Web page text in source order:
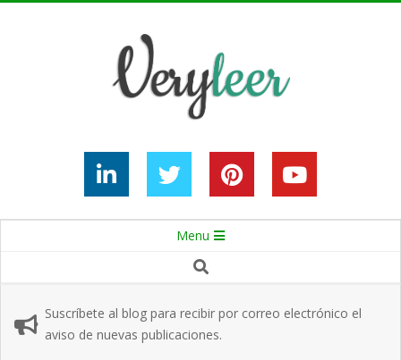
Menu
Search
Suscríbete al blog para recibir por correo electrónico el
aviso de nuevas publicaciones.